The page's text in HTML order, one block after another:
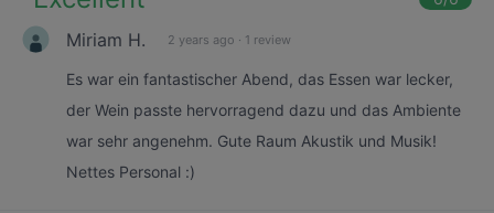
Miriam H. 2 years ago · 1 review
Es war ein fantastischer Abend, das Essen war lecker,
der Wein passte hervorragend dazu und das Ambiente
war sehr angenehm. Gute Raum Akustik und Musik!
Nettes Personal :)